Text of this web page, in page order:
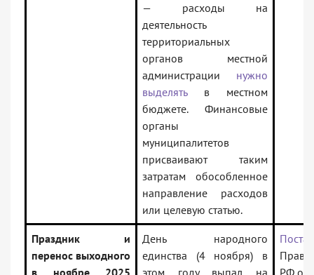
— расходы на
деятельность
территориальных
органов местной
администрации нужно
выделятьв местном
бюджете. Финансовые
органы
муниципалитетов
присваивают таким
затратам обособленное
направление расходов
или целевую статью.
Праздник и
перенос выходного
День народного
единства (4 ноября) в